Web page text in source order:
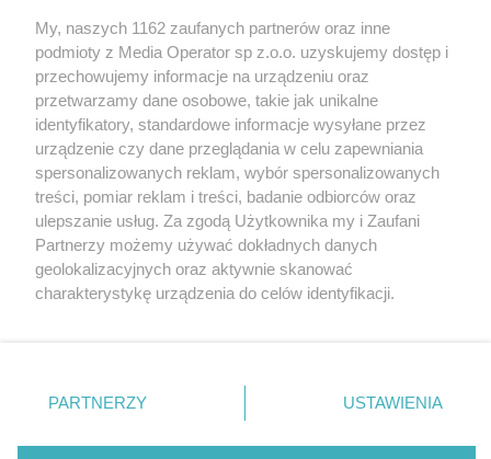
Wydawca mediówlokalnych
Nie zapomnij
zapoznać się z:
polityką prywatności
Twojemiasto
Piekary Śląskie
Chorzów
Tarnowskie Góry
Gliwice
Skontakuj sięz nami
Kontakt
Redakcja
Newsletter
My, naszych 1162 zaufanych partnerów oraz inne
podmioty z Media Operator sp z.o.o. uzyskujemy dostęp i
przechowujemy informacje na urządzeniu oraz
przetwarzamy dane osobowe, takie jak unikalne
identyfikatory, standardowe informacje wysyłane przez
urządzenie czy dane przeglądania w celu zapewniania
spersonalizowanych reklam, wybór spersonalizowanych
treści, pomiar reklam i treści, badanie odbiorców oraz
ulepszanie usług. Za zgodą Użytkownika my i Zaufani
Partnerzy możemy używać dokładnych danych
geolokalizacyjnych oraz aktywnie skanować
charakterystykę urządzenia do celów identyfikacji.
zmienić/wycofać klikając przycisk ustawień prywatności
znajdujący się w lewym dolnym rogu strony
rodzaje przetwarzania danych nie wymagają zgody
PARTNERZY USTAWIENIA